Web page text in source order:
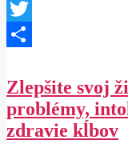
Facebook
Twitter
Zlepšite svoj
problémy,
zdravie kĺbov